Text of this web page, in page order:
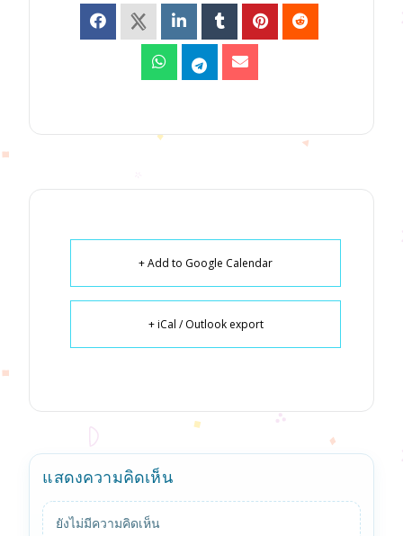
+ Add to Google Calendar
+ iCal / Outlook export
แสดงความคิดเห็น
ยังไม่มีความคิดเห็น